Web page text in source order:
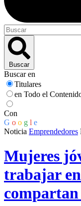
Buscar
Buscar en
Titulares
en Todo el
Con
G o o g l e
Noticia Emprendedores
Mujeres
trabajar
compartan